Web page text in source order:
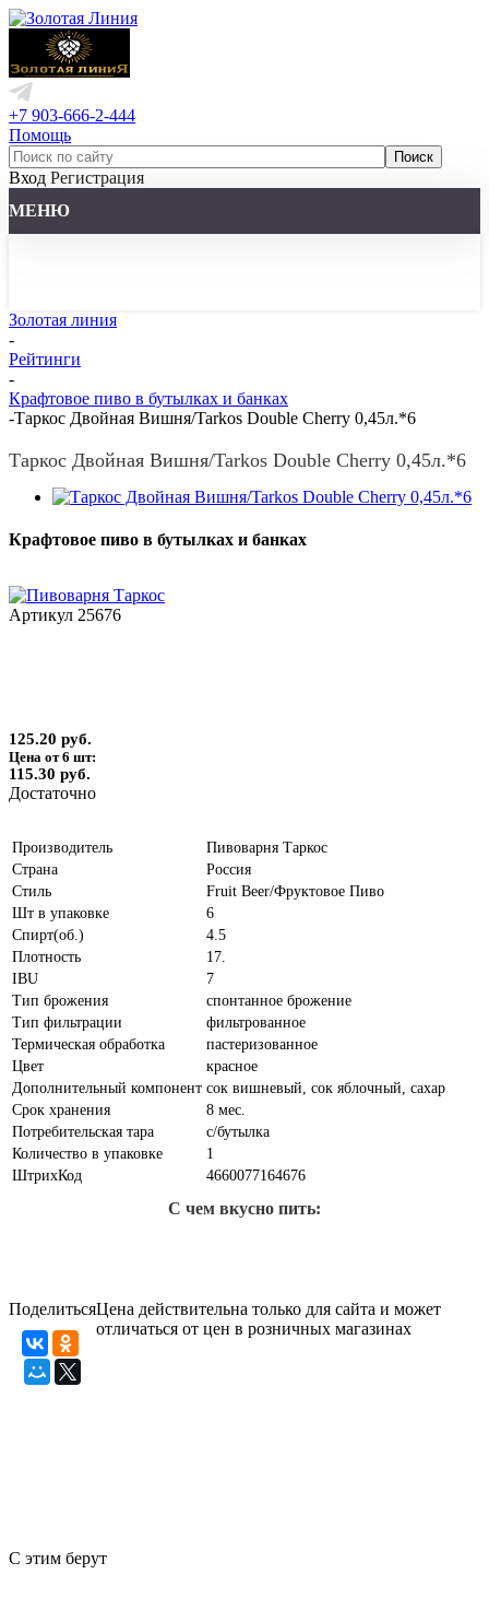
+7 903-666-2-444
Помощь
Вход Регистрация
МЕНЮ
Золотая линия
-
Рейтинги
-
Крафтовое пиво в бутылках и банках
-Таркос Двойная Вишня/Tarkos Double Cherry 0,45л.*6
Таркос Двойная Вишня/Tarkos Double Cherry 0,45л.*6
Крафтовое пиво в бутылках и банках
Артикул 25676
125.20 руб.
Цена от 6 шт:
115.30 руб.
Достаточно
Производитель
Пивоварня Таркос
Страна
Россия
Стиль
Fruit Beer/Фруктовое Пиво
Шт в упаковке
6
Спирт(об.)
4.5
Плотность
17.
IBU
7
Тип брожения
спонтанное брожение
Тип фильтрации
фильтрованное
Термическая обработка
пастеризованное
Цвет
красное
Дополнительный компонент сок вишневый, сок яблочный, сахар
Срок хранения
8 мес.
Потребительская тара
с/бутылка
Количество в упаковке
1
ШтрихКод
4660077164676
С чем вкусно пить:
ПоделитьсяЦена действительна только для сайта и может
отличаться от цен в розничных магазинах
С этим берут